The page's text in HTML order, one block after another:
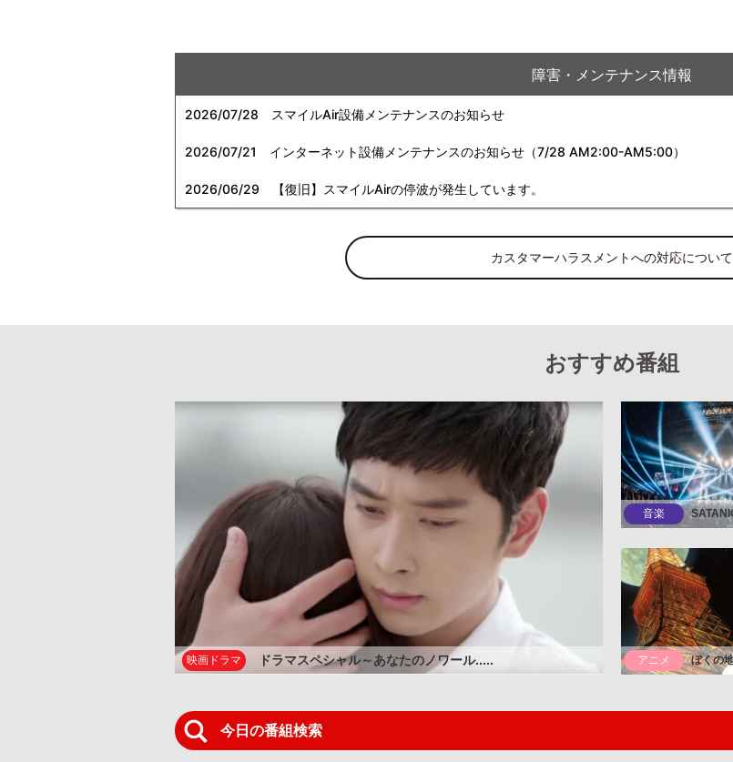
障害・メンテナンス情報
2026/07/28 スマイルAir設備メンテナンスのお知らせ
2026/07/21 インターネット設備メンテナンスのお知らせ（7/28 AM2:00-AM5:00）
2026/06/29 【復旧】スマイルAirの停波が発生しています。
カスタマーハラスメントへの対応について
おすすめ番組